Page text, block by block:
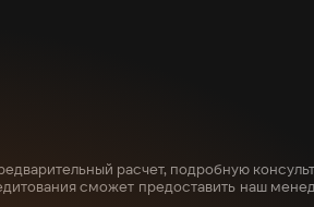
расчет, подробную
сможет предоставить наш